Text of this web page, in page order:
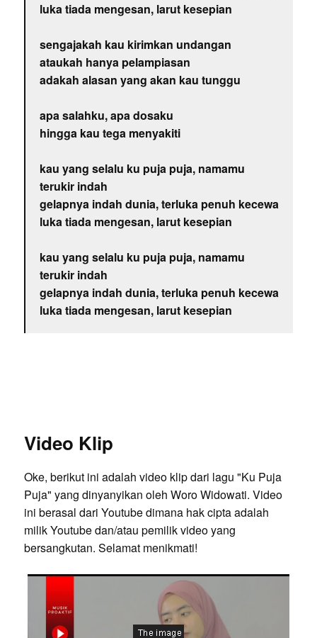
luka tiada mengesan, larut kesepian
sengajakah kau kirimkan undangan
ataukah hanya pelampiasan
adakah alasan yang akan kau tunggu
apa salahku, apa dosaku
hingga kau tega menyakiti
kau yang selalu ku puja puja, namamu
terukir indah
gelapnya indah dunia, terluka penuh kecewa
luka tiada mengesan, larut kesepian
kau yang selalu ku puja puja, namamu
terukir indah
gelapnya indah dunia, terluka penuh kecewa
luka tiada mengesan, larut kesepian
Video Klip
Oke, berikut ini adalah video klip dari lagu "Ku Puja
Puja" yang dinyanyikan oleh Woro Widowati. Video
ini berasal dari Youtube dimana hak cipta adalah
milik Youtube dan/atau pemilik video yang
bersangkutan. Selamat menikmati!